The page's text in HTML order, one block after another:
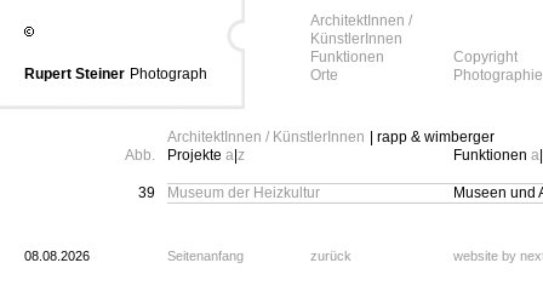
Rupert Steiner Photograph
ArchitektInnen /
KünstlerInnen
Funktionen
Orte
Copyright
Photographie
ArchitektInnen / KünstlerInnen
| rapp & wimberger
Abb.
Projekte a z Funktionen a
39 Museum der Heizkultur Museen und
08.08.2026 Seitenanfang zurück website by